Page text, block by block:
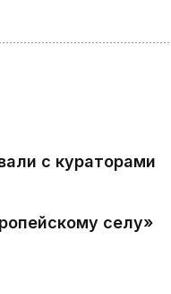
с кураторами
селу»